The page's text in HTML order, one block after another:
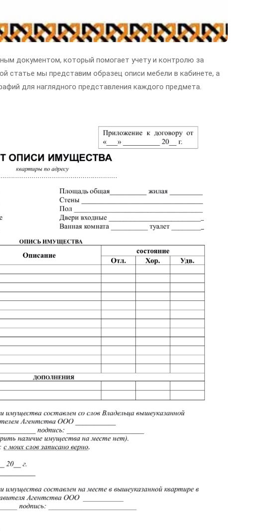
документом, который помогает учету и контролю за
статье мы представим образец описи мебели в кабинете, а
для наглядного представления каждого предмета.